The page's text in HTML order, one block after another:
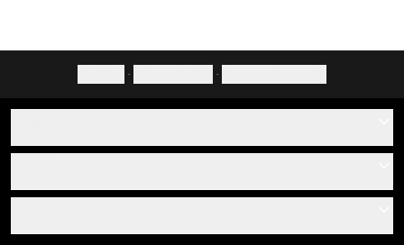
· ·
Over ons
Plak- en montagehandleidingen